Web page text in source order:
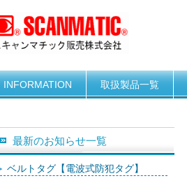
INFORMATION 取扱製品一覧
最新のお知らせ一覧
ベルトタグ【電波式防犯タグ】